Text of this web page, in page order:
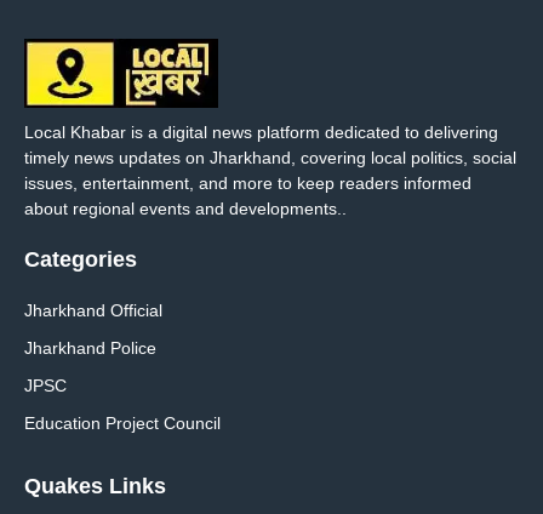
Local Khabar is a digital news platform dedicated to delivering
timely news updates on Jharkhand, covering local politics, social
issues, entertainment, and more to keep readers informed
about regional events and developments..
Categories
Jharkhand Official
Jharkhand Police
JPSC
Education Project Council
Quakes Links